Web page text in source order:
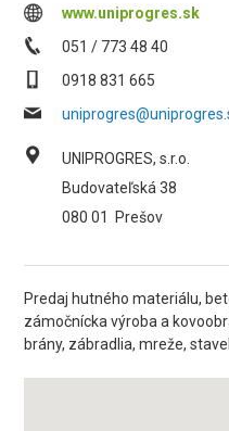
www.uniprogres.sk
051 / 773 48 40
0918 831 665
UNIPROGRES, s.r.o.
Budovateľská 38
080 01
Prešov
Predaj hutného materiálu,
zámočnícka výroba a
brány, zábradlia, mreže,